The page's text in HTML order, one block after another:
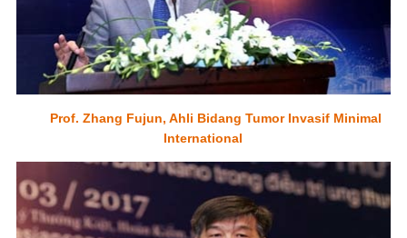
Prof. Zhang Fujun, Ahli Bidang Tumor Invasif Minimal
International